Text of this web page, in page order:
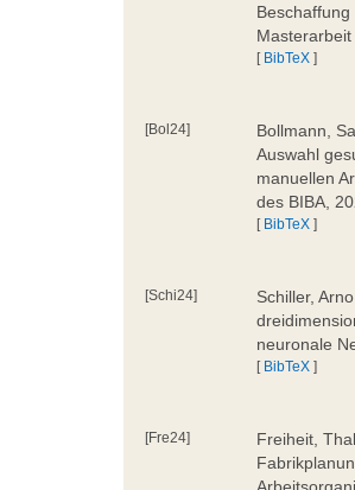
[ BibTeX ]
[Bol24]
Bollmann,
Auswahl
manuellen
des BIBA,
[ BibTeX ]
[Schi24]
Schiller,
neuronale
[ BibTeX ]
[Fre24]
Freiheit,